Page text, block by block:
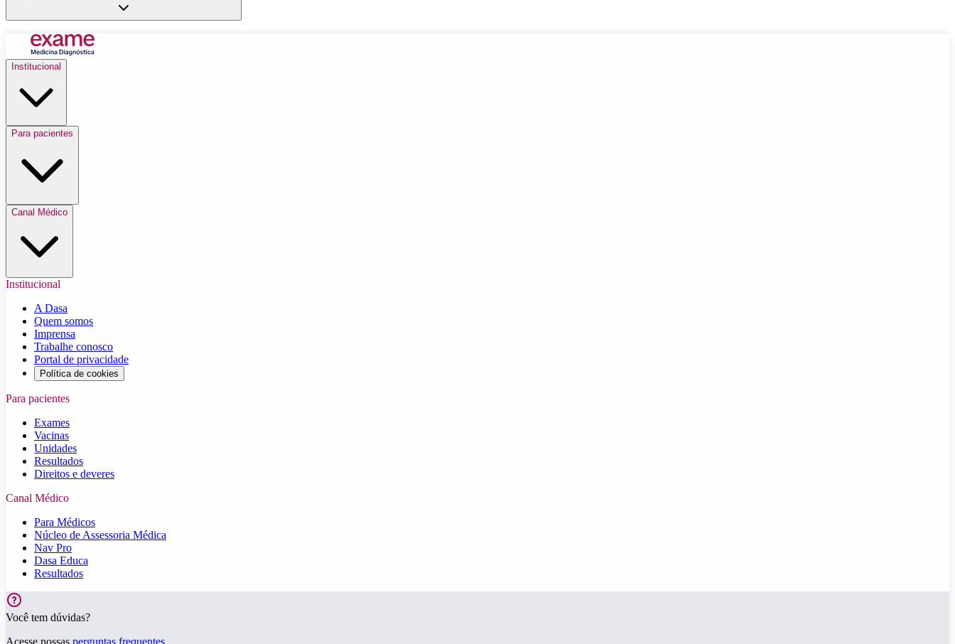
Institucional
Para pacientes
Canal Médico
Institucional
A Dasa
Quem somos
Imprensa
Trabalhe conosco
Portal de privacidade
Política de cookies
Para pacientes
Exames
Vacinas
Unidades
Resultados
Direitos e deveres
Canal Médico
Para Médicos
Núcleo de Assessoria Médica
Nav Pro
Dasa Educa
Resultados
Você tem dúvidas?